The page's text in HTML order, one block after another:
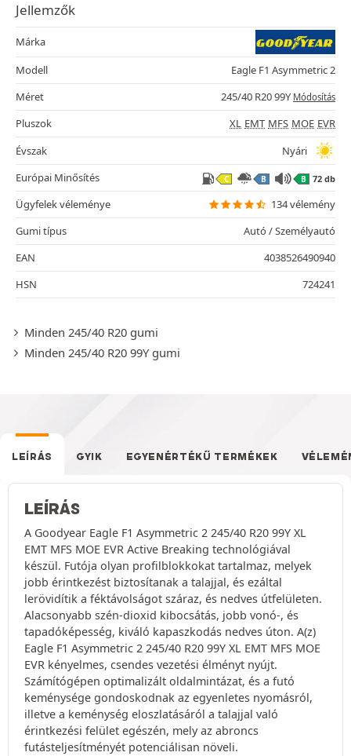
Jellemzők
Márka
Modell
Eagle F1 Asymmetric 2
Méret
245/40 R20 99Y Módosítás
Pluszok XL EMT MFS MOE EVR
Évszak
Nyári
Európai Minősítés
C B B 72 db
Ügyfelek véleménye
134 vélemény
Gumi típus
Autó / Személyautó
EAN
4038526490940
HSN
724241
Minden 245/40 R20 gumi
Minden 245/40 R20 99Y gumi
LEÍRÁS GYIK EGYENÉRTÉKŰ TERMÉKEK
LEÍRÁS
A Goodyear Eagle F1 Asymmetric 2 245/40 R20 99Y XL
EMT MFS MOE EVR Active Breaking technológiával
készül. Futója olyan profilblokkokat tartalmaz, melyek
jobb érintkezést biztosítanak a talajjal, és ezáltal
lerövidítik a féktávolságot száraz, és nedves útfelületen.
Alacsonyabb szén-dioxid kibocsátás, jobb vonó-, és
tapadóképesség, kiváló kapaszkodás nedves úton. A(z)
Eagle F1 Asymmetric 2 245/40 R20 99Y XL EMT MFS MOE
EVR kényelmes, csendes vezetési élményt nyújt.
Számítógépen optimalizált oldalmintázat, és a futó
keménysége gondoskodnak az egyenletes nyomásról,
illetve a keménység eloszlatásáról a talajjal való
érintkezési felület egészén, mely az abroncs
futásteljesítményét potenciálisan növeli.